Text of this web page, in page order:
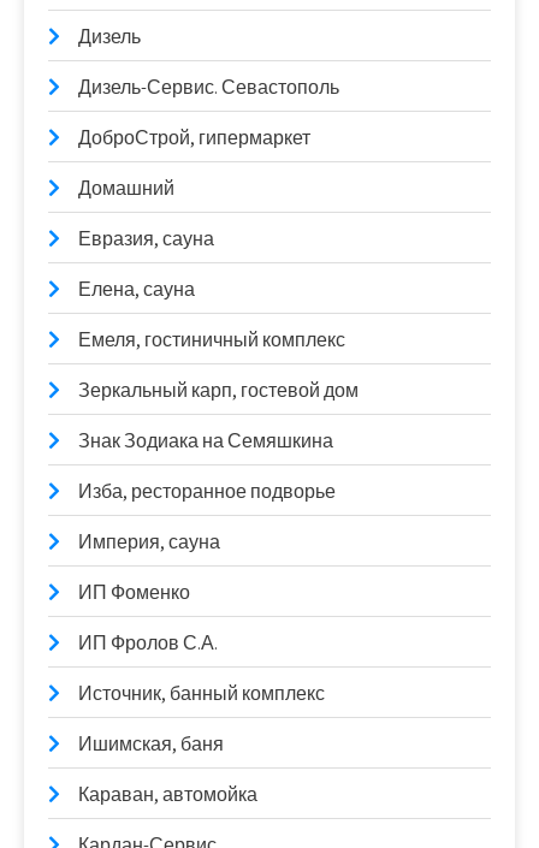
Дизель
Дизель-Сервис. Севастополь
ДоброСтрой, гипермаркет
Домашний
Евразия, сауна
Елена, сауна
Емеля, гостиничный комплекс
Зеркальный карп, гостевой дом
Знак Зодиака на Семяшкина
Изба, ресторанное подворье
Империя, сауна
ИП Фоменко
ИП Фролов С.А.
Источник, банный комплекс
Ишимская, баня
Караван, автомойка